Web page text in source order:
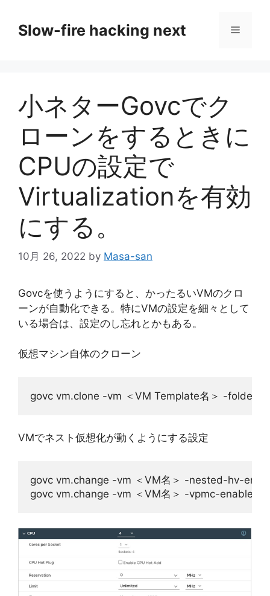
Slow-fire hacking next メ
小ネターGovcでク
ローンをするときに
CPUの設定で
Virtualizationを有効
にする。
10月 26, 2022 by Masa-san
Govcを使うようにすると、かったるいVMのクロ
ーンが自動化できる。特にVMの設定を細々として
いる場合は、設定のし忘れとかもある。
仮想マシン自体のクローン
govc vm.clone -vm ＜VM Template名＞ -folder=
VMでネスト仮想化が動くようにする設定
govc vm.change -vm ＜VM名＞ -nested-hv-
govc vm.change -vm ＜VM名＞ -vpmc-